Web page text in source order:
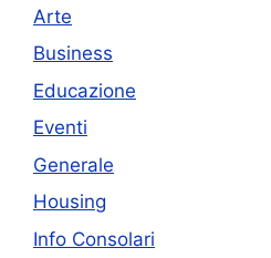
Arte
Business
Educazione
Eventi
Generale
Housing
Info Consolari